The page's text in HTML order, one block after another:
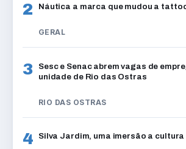
2 Náutica a marca que mudou a
GERAL
3
Sesc e Senac abrem vagas de
unidade de Rio das Ostras
RIO DAS OSTRAS
4 Silva Jardim, uma imersão a cultura